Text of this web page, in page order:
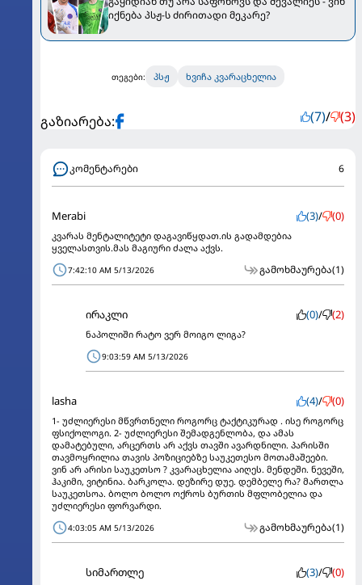
იქნება პსჟ-ს ძირითადი მეკარე?
თეგები: პსჟ ხვიჩა კვარაცხელია
გაზიარება: (7)/ (3)
კომენტარები 6
Merabi (3)/ (0)
კვარას მენტალიტეტი დაგავიწყდათ.ის გადამდებია
ყველასთვის.მას მაგიური ძალა აქვს.
7:42:10 AM 5/13/2026 გამოხმაურება(1)
ირაკლი (0)/ (2)
ნაპოლიში რატო ვერ მოიგო ლიგა?
9:03:59 AM 5/13/2026
lasha (4)/ (0)
1- უძლიერესი მწვრთნელი როგორც ტაქტიკურად . ისე როგორც
ფსიქოლოგი. 2- უძლიერესი შემადგენლობა, და ამას
დამატებული, არცერთს არ აქვს თავში ავარდნილი. პარისში
თავმოყრილია თავის პოზიციებზე საუკეთესო მოთამაშეები.
ვინ არ არისი საუკეთსო ? კვარაცხელია აიღეს. მენდეში. ნევეში,
ჰაკიმი, ვიტინია. ბარკოლა. დეზირე დუე. დემბელე რა? მართლა
საუკეთსოა. ბოლო ბოლო ოქროს ბურთის მფლობელია და
უძლიერესი ფორვარდი.
4:03:05 AM 5/13/2026 გამოხმაურება(1)
სიმართლე (3)/ (0)